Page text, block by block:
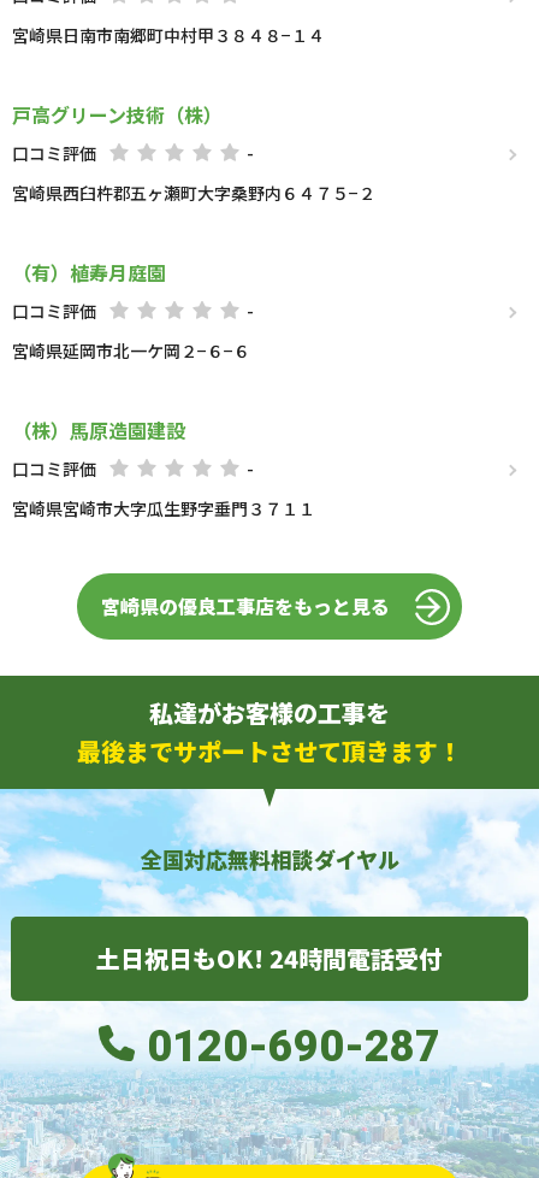
宮崎県日南市南郷町中村甲３８４８−１４
戸高グリーン技術（株）
口コミ評価
-
宮崎県西臼杵郡五ヶ瀬町大字桑野内６４７５−２
（有）植寿月庭園
口コミ評価
-
宮崎県延岡市北一ケ岡２−６−６
（株）馬原造園建設
口コミ評価
-
宮崎県宮崎市大字瓜生野字垂門３７１１
宮崎県の優良工事店をもっと見る
私達がお客様の工事を
最後までサポートさせて頂きます！
全国対応無料相談ダイヤル
土日祝日もOK! 24時間電話受付
0120-690-287